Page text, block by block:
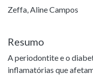
Zeffa, Aline Campos
Resumo
A periodontite e o
inflamatórias que